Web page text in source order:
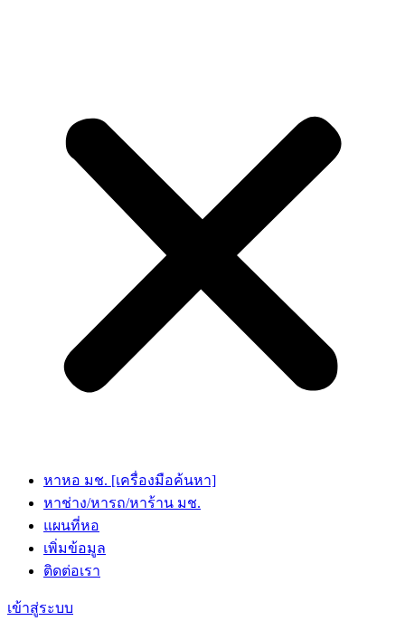
หาหอ มช. [เครื่องมือค้นหา]
หาช่าง/หารถ/หาร้าน มช.
แผนที่หอ
เพิ่มข้อมูล
ติดต่อเรา
เข้าสู่ระบบ